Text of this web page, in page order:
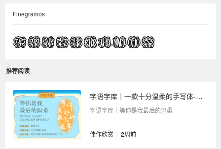
Finegramos
推荐阅读
字语字库｜一款十分温柔的手写体-等你是我最后的温柔
字语字库｜等你是我最后的温柔
佳作欣赏 2周前